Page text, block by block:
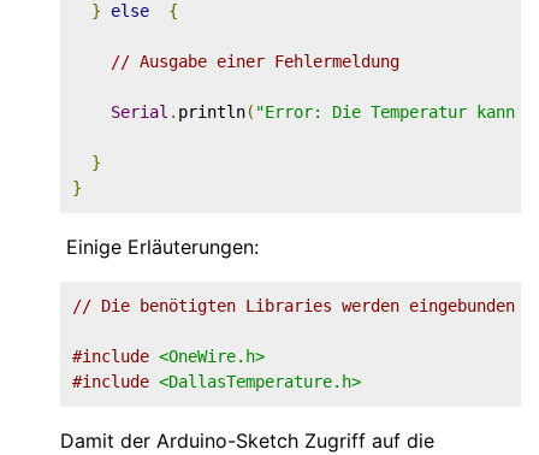
} else {
// Ausgabe einer Fehlermeldung
Serial . println( "Error: Die Temperatur kann
}
}
Einige Erläuterungen:
// Die benötigten Libraries werden eingebunden
#include <OneWire.h>
#include <DallasTemperature.h>
Damit der Arduino-Sketch Zugriff auf die